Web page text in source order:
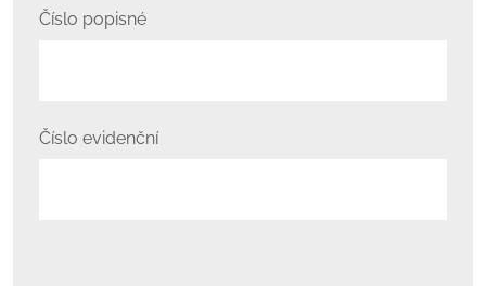
Číslo popisné
Číslo evidenční